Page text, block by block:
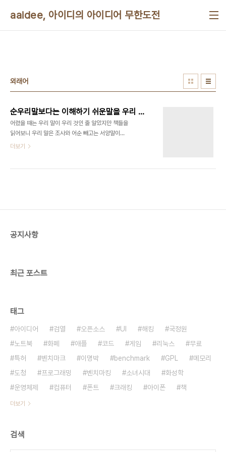
aaidee, 아이디의 아이디어 무한도전
외래어
순우리말보다는 이해하기 쉬운말을 우리 발음으로 하는 것이 중요하다
어렸을 때는 우리 말이 우리 것인 줄 알았지만 책들을
읽어보니 우리 말은 조사와 어순 빼고는 서양말이라
고 합니다. 우리가 요새 쓰는 한글은 갑오[개혁|경장]
린다고 줄어드는 추세입니다. 우리가 우리것이라고
더보기
공지사항
최근 포스트
태그
아이디어 검열 오픈소스 UI 해킹
국정원
노트북
화폐 애플 코드 게임 리눅스
무료
특허
벤치마크 이명박 benchmark GPL
메모리
도청
프로그래밍 벤치마킹 소녀시대
화성학
운영체제
컴퓨터 폰트 크래킹 아이폰 책
더보기
검색